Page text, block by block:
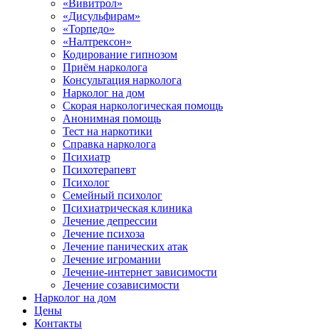
«Вивитрол»
«Дисульфирам»
«Торпедо»
«Налтрексон»
Кодирование гипнозом
Приём нарколога
Консультация нарколога
Нарколог на дом
Скорая наркологическая помощь
Анонимная помощь
Тест на наркотики
Справка нарколога
Психиатр
Психотерапевт
Психолог
Семейный психолог
Психиатрическая клиника
Лечение депрессии
Лечение психоза
Лечение панических атак
Лечение игромании
Лечение-интернет зависимости
Лечение созависимости
Нарколог на дом
Цены
Контакты